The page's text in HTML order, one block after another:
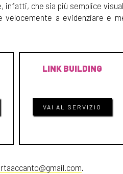
infatti, che sia più semplice
velocemente a evidenziare e
LINK BUILDING
VAI AL SERVIZIO
.